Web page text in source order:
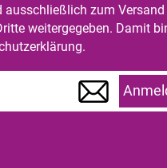
ausschließlich zum Versand
weitergegeben. Damit